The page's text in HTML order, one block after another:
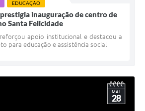
EDUCAÇÃO
inauguração de centro de
Santa Felicidade
apoio institucional e destacou a
para educação e assistência social
MAI
28